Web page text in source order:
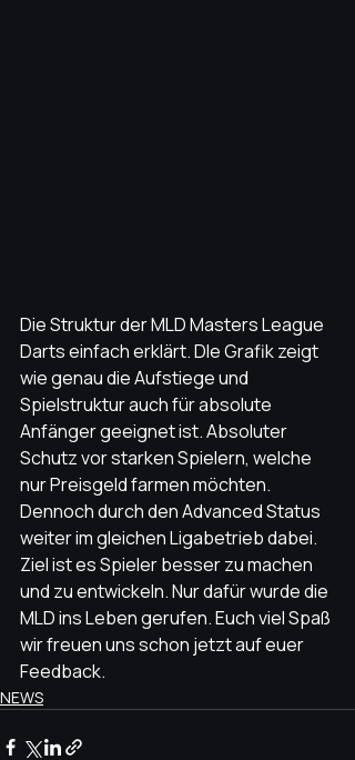
Die Struktur der MLD Masters League
Darts einfach erklärt. DIe Grafik zeigt
wie genau die Aufstiege und
Spielstruktur auch für absolute
Anfänger geeignet ist. Absoluter
Schutz vor starken Spielern, welche
nur Preisgeld farmen möchten.
Dennoch durch den Advanced Status
weiter im gleichen Ligabetrieb dabei.
Ziel ist es Spieler besser zu machen
und zu entwickeln. Nur dafür wurde die
MLD ins Leben gerufen. Euch viel Spaß
wir freuen uns schon jetzt auf euer
Feedback.
NEWS